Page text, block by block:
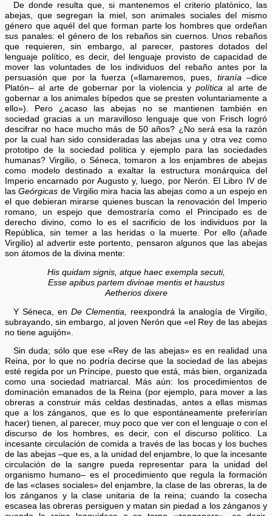
De donde resulta que, si mantenemos el criterio platónico, las
abejas, que segregan la miel, son animales sociales del mismo
género que aquél del que forman parte los hombres que ordeñan
sus panales: el género de los rebaños sin cuernos. Unos rebaños
que requieren, sin embargo, al parecer, pastores dotados del
lenguaje político, es decir, del lenguaje provisto de capacidad de
mover las voluntades de los individuos del rebaño antes por la
persuasión que por la fuerza («llamaremos, pues, tiranía–dice
Platón– al arte de gobernar por la violencia ypolítica al arte de
gobernar a los animales bípedos que se presten voluntariamente a
ello»). Pero ¿acaso las abejas no se mantienen también en
sociedad gracias a un maravilloso lenguaje que von Frisch logró
descifrar no hace mucho más de 50 años? ¿No será esa la razón
por la cual han sido consideradas las abejas una y otra vez como
prototipo de la sociedad política y ejemplo para las sociedades
humanas? Virgilio, o Séneca, tomaron a los enjambres de abejas
como modelo destinado a exaltar la estructura monárquica del
Imperio encarnado por Augusto y, luego, por Nerón. El Libro IV de
lasGeórgicas de Virgilio mira hacia las abejas como a un espejo en
el que debieran mirarse quienes buscan la renovación del Imperio
romano, un espejo que demostraría como el Principado es de
derecho divino, como lo es el sacrificio de los individuos por la
República, sin temer a las heridas o la muerte. Por ello (añade
Virgilio) al advertir este portento, pensaron algunos que las abejas
son átomos de la divina mente:
His quidam signis, atque haec exempla secuti,
Esse apibus partem divinae mentis et haustus
Aetherios dixere
Y Séneca, en De Clementia,
reexpondrá la analogía de Virgilio,
subrayando, sin embargo, al joven Nerón que «el Rey de las abejas
no tiene aguijón».
Sin duda; sólo que ese «Rey de las abejas» es en realidad una
Reina, por lo que no podría decirse que la sociedad de las abejas
esté regida por un Príncipe, puesto que está, más bien, organizada
como una sociedad matriarcal. Más aún: los procedimientos de
dominación emanados de la Reina (por ejemplo, para mover a las
obreras a construir más celdas destinadas, antes a ellas mismas
que a los zánganos, que es lo que espontáneamente preferirían
hacer) tienen, al parecer, muy poco que ver con el lenguaje o con el
discurso de los hombres, es decir, con el discurso político. La
incesante circulación de comida a través de las bocas y los buches
de las abejas –que es, a la unidad del enjambre, lo que la incesante
circulación de la sangre pueda representar para la unidad del
organismo humano– es el procedimiento que regula la formación
de las «clases sociales» del enjambre, la clase de las obreras, la de
los zánganos y la clase unitaria de la reina; cuando la cosecha
escasea las obreras persiguen y matan sin piedad a los zánganos y